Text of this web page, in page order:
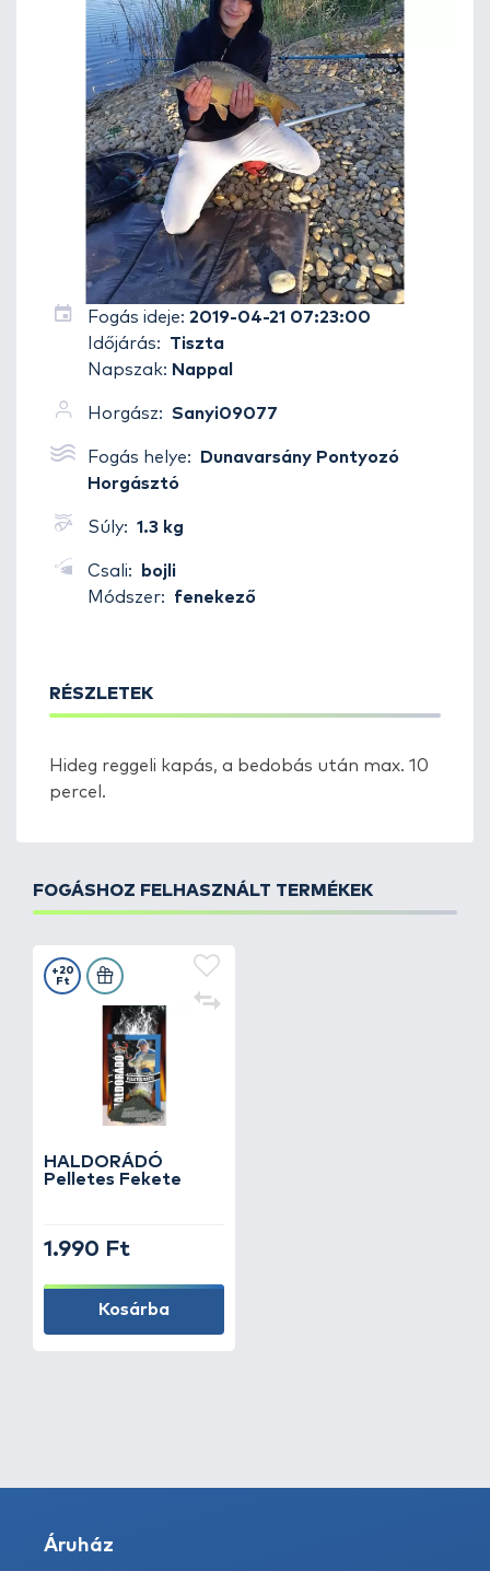
Fogás ideje: 2019-04-21 07:23:00
Időjárás:
Tiszta
Napszak: Nappal
Horgász: Sanyi09077
Fogás helye:
Dunavarsány Pontyozó
Horgásztó
Súly: 1.3 kg
Csali:
bojli
Módszer:
fenekező
RÉSZLETEK
Hideg reggeli kapás, a bedobás után max. 10
percel.
FOGÁSHOZ FELHASZNÁLT TERMÉKEK
HALDORÁDÓ
Pelletes Fekete
+20
Ft
1.990 Ft
Kosárba
Áruház